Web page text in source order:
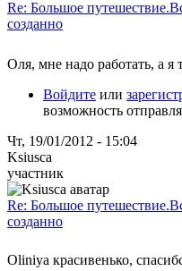
Re: Большое
созданно
Оля, мне надо работать, а я
Войдите или
возможность
Чт, 19/01/2012 - 15:04
Ksiusca
участник
Re: Большое
созданно
Oliniya красивенько,